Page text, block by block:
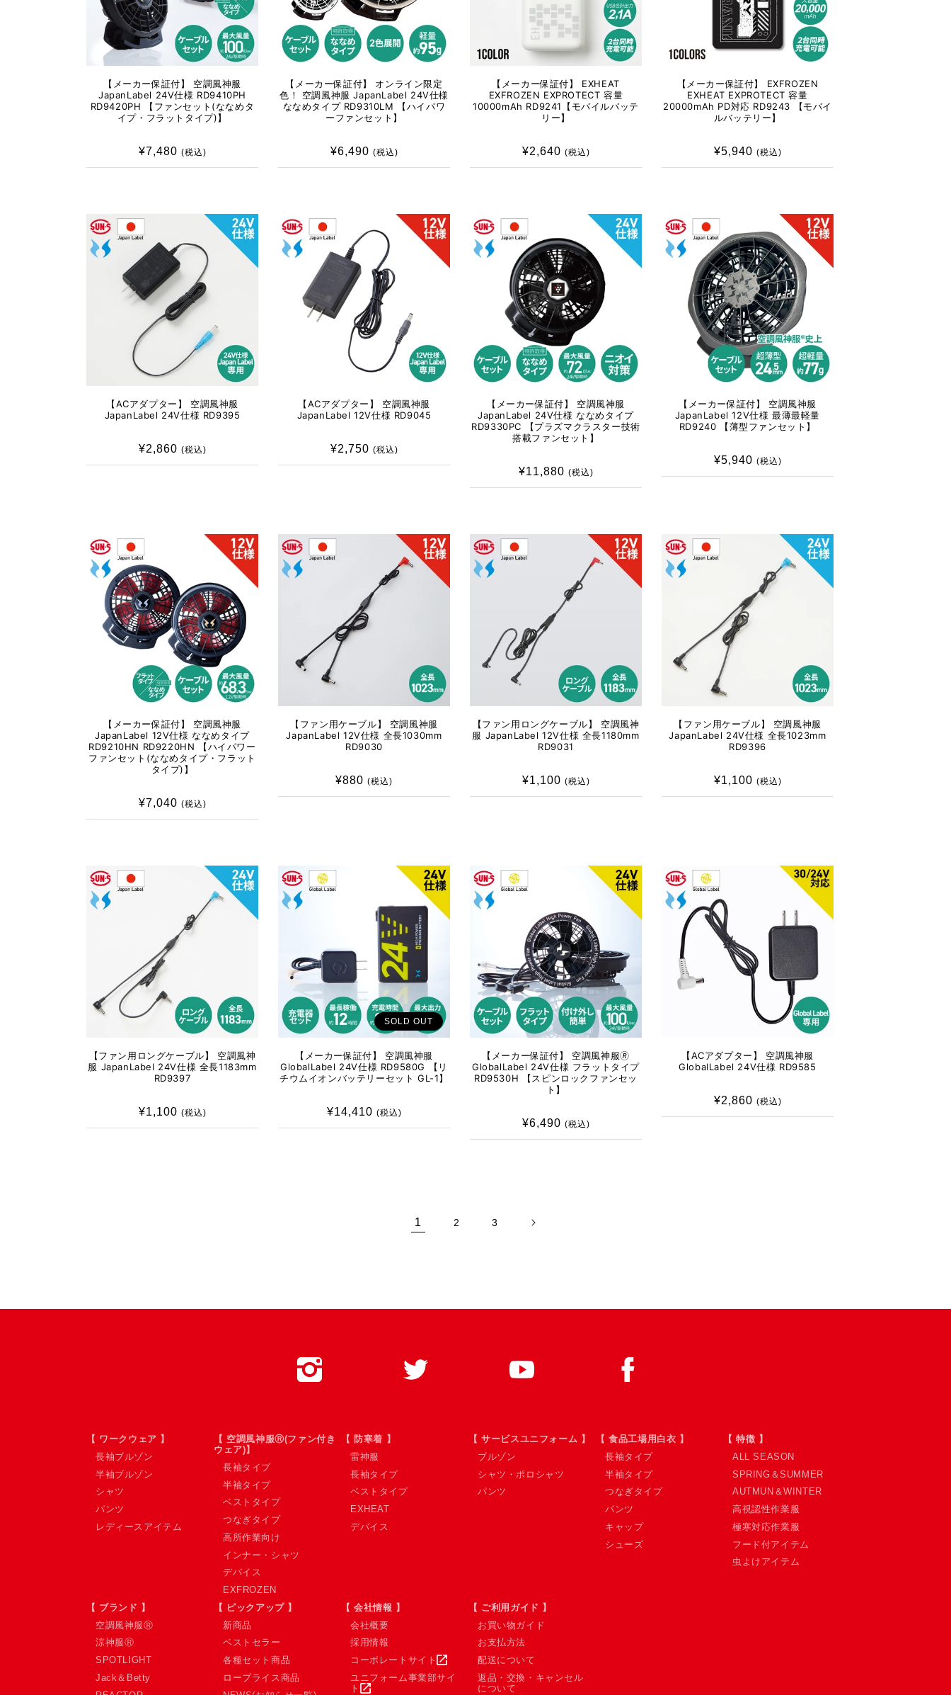
【メーカー保証付】 空調風神服
JapanLabel 24V仕様 RD9410PH
RD9420PH 【ファンセット(ななめタ
イプ・フラットタイプ)】
通
常
¥7,480 (税込)
【メーカー保証付】 オンライン限定
色！ 空調風神服 JapanLabel 24V仕様
ななめタイプ RD9310LM 【ハイパワ
ーファンセット】
通
常
¥6,490 (税込)
【メーカー保証付】 EXHEAT
EXFROZEN EXPROTECT 容量
10000mAh RD9241【モバイルバッテ
リー】
通
常
¥2,640 (税込)
【メーカー保証付】 EXFROZEN
EXHEAT EXPROTECT 容量
20000mAh PD対応 RD9243 【モバイ
ルバッテリー】
通
常
¥5,940 (税込)
【ACアダプター】 空調風神服
JapanLabel 24V仕様 RD9395
通
常
¥2,860 (税込)
【ACアダプター】 空調風神服
JapanLabel 12V仕様 RD9045
通
常
¥2,750 (税込)
【メーカー保証付】 空調風神服
JapanLabel 24V仕様 ななめタイプ
RD9330PC 【プラズマクラスター技術
搭載ファンセット】
通
常
¥11,880 (税込)
【メーカー保証付】 空調風神服
JapanLabel 12V仕様 最薄最軽量
RD9240 【薄型ファンセット】
通
常
¥5,940 (税込)
【メーカー保証付】 空調風神服
JapanLabel 12V仕様 ななめタイプ
RD9210HN RD9220HN 【ハイパワー
ファンセット(ななめタイプ・フラット
タイプ)】
通
常
¥7,040 (税込)
【ファン用ケーブル】 空調風神服
JapanLabel 12V仕様 全長1030mm
RD9030
通
常
¥880 (税込)
【ファン用ロングケーブル】 空調風神
服 JapanLabel 12V仕様 全長1180mm
RD9031
通
常
¥1,100 (税込)
【ファン用ケーブル】 空調風神服
JapanLabel 24V仕様 全長1023mm
RD9396
通
常
¥1,100 (税込)
【ファン用ロングケーブル】 空調風神
服 JapanLabel 24V仕様 全長1183mm
RD9397
通
常
¥1,100 (税込)
SOLD OUT
【メーカー保証付】 空調風神服
GlobalLabel 24V仕様 RD9580G 【リ
チウムイオンバッテリーセット GL-1】
通
常
¥14,410 (税込)
【メーカー保証付】 空調風神服🄬
GlobalLabel 24V仕様 フラットタイプ
RD9530H 【スピンロックファンセッ
ト】
通
常
¥6,490 (税込)
【ACアダプター】 空調風神服
GlobalLabel 24V仕様 RD9585
通
常
¥2,860 (税込)
1 2 3
【 ワークウェア 】
長袖ブルゾン
半袖ブルゾン
シャツ
パンツ
レディースアイテム
【 空調風神服Ⓡ(ファン付き
ウェア)】
長袖タイプ
半袖タイプ
ベストタイプ
つなぎタイプ
高所作業向け
インナー・シャツ
デバイス
EXFROZEN
【 防寒着 】
雷神服
長袖タイプ
ベストタイプ
EXHEAT
デバイス
【 サービスユニフォーム 】
ブルゾン
シャツ・ポロシャツ
パンツ
【 食品工場用白衣 】
長袖タイプ
半袖タイプ
つなぎタイプ
パンツ
キャップ
シューズ
【 特徴 】
ALL SEASON
SPRING＆SUMMER
AUTMUN＆WINTER
高視認性作業服
極寒対応作業服
フード付アイテム
虫よけアイテム
【 ブランド 】
空調風神服Ⓡ
涼神服Ⓡ
SPOTLIGHT
Jack＆Betty
【 ピックアップ 】
新商品
ベストセラー
各種セット商品
ロープライス商品
【 会社情報 】
会社概要
採用情報
コーポレートサイト
ユニフォーム事業部サイ
ト
【 ご利用ガイド 】
お買い物ガイド
お支払方法
配送について
返品・交換・キャンセル
について